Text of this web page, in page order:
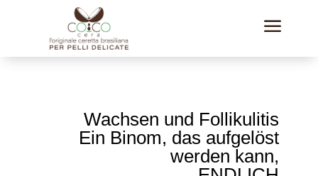
a
Wachsen und Follikulitis
Ein Binom, das aufgelöst
werden kann,